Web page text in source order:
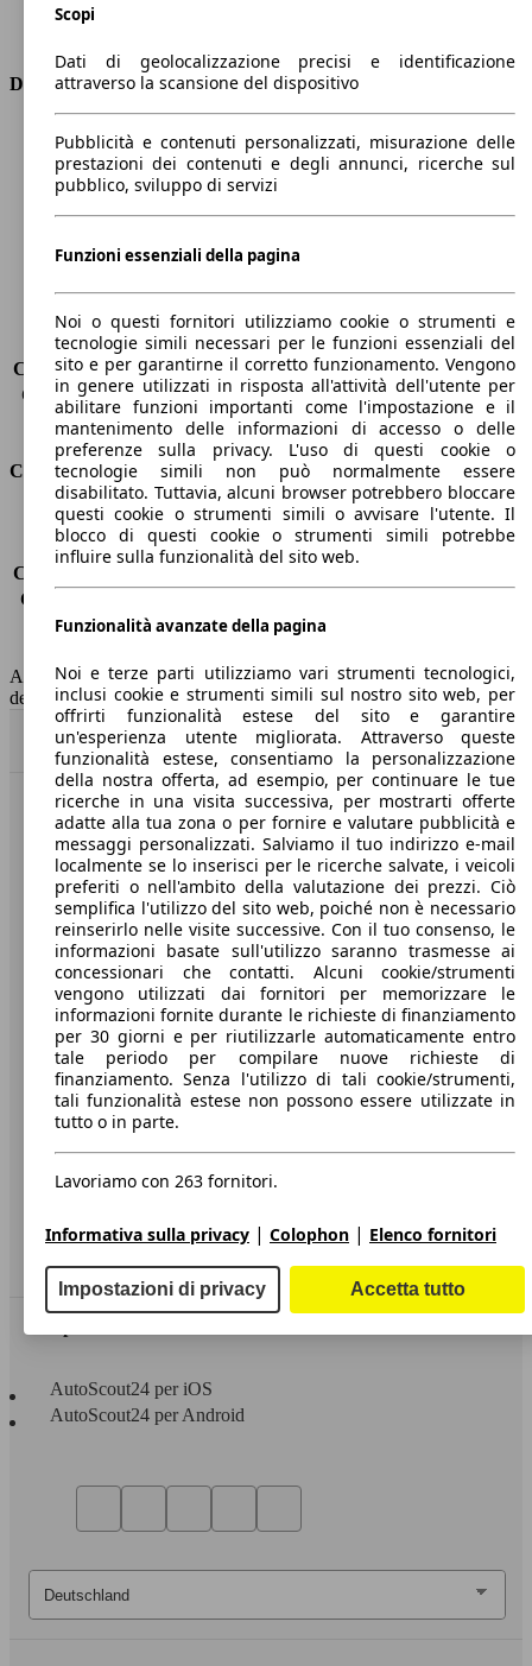
Trasmissione
Dimensioni
Lunghezza
4070 mm
Altezza
1450 mm
Larghezza
1730 mm
Passo
2580 mm
Carico massimo
450 kg
Porte
5
Sedili
5
Carico sul tetto
-
Capacità di traino (senza freni) -
Capacità di traino (con freni)
1110 kg
Volume del bagagliaio
325 - 980 l
Consumi
Emissioni di CO2*
98 g/km (komb.)
Consumo (urbano)
4.3 l/100km
Consumo (extra-urbano)
Consumo (combinato)*
Classe di emissione
Euro 6
AutoScout24 non si assume alcuna responsabilità per la correttezza
dei dati.
Torna su
Benvenuti su AutoScout24, il mercato auto europeo.
Società
A proposito di AutoScout24
Stampa
Media
Condizioni generali
Informazioni
Dichiarazione di Accessibilità
Servizi
Area rivenditori
AutoScout24 per iOS
AutoScout24 per Android
Scopi
Dati di geolocalizzazione precisi e identificazione
attraverso la scansione del dispositivo
Pubblicità e contenuti personalizzati, misurazione delle
prestazioni dei contenuti e degli annunci, ricerche sul
pubblico, sviluppo di servizi
Funzioni essenziali della pagina
Noi o questi fornitori utilizziamo cookie o strumenti e
tecnologie simili necessari per le funzioni essenziali del
sito e per garantirne il corretto funzionamento. Vengono
in genere utilizzati in risposta all'attività dell'utente per
abilitare funzioni importanti come l'impostazione e il
mantenimento delle informazioni di accesso o delle
preferenze sulla privacy. L'uso di questi cookie o
tecnologie simili non può normalmente essere
disabilitato. Tuttavia, alcuni browser potrebbero bloccare
questi cookie o strumenti simili o avvisare l'utente. Il
blocco di questi cookie o strumenti simili potrebbe
influire sulla funzionalità del sito web.
Funzionalità avanzate della pagina
Noi e terze parti utilizziamo vari strumenti tecnologici,
inclusi cookie e strumenti simili sul nostro sito web, per
offrirti funzionalità estese del sito e garantire
un'esperienza utente migliorata. Attraverso queste
funzionalità estese, consentiamo la personalizzazione
della nostra offerta, ad esempio, per continuare le tue
ricerche in una visita successiva, per mostrarti offerte
adatte alla tua zona o per fornire e valutare pubblicità e
messaggi personalizzati. Salviamo il tuo indirizzo e-mail
localmente se lo inserisci per le ricerche salvate, i veicoli
preferiti o nell'ambito della valutazione dei prezzi. Ciò
semplifica l'utilizzo del sito web, poiché non è necessario
reinserirlo nelle visite successive. Con il tuo consenso, le
informazioni basate sull'utilizzo saranno trasmesse ai
concessionari che contatti. Alcuni cookie/strumenti
vengono utilizzati dai fornitori per memorizzare le
informazioni fornite durante le richieste di finanziamento
per 30 giorni e per riutilizzarle automaticamente entro
tale periodo per compilare nuove richieste di
finanziamento. Senza l'utilizzo di tali cookie/strumenti,
tali funzionalità estese non possono essere utilizzate in
tutto o in parte.
Lavoriamo con 263 fornitori.
Informativa sulla privacy | Colophon | Elenco fornitori
Impostazioni di privacy Accetta tutto